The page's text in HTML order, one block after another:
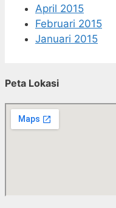
April 2015
Februari 2015
Januari 2015
Peta Lokasi